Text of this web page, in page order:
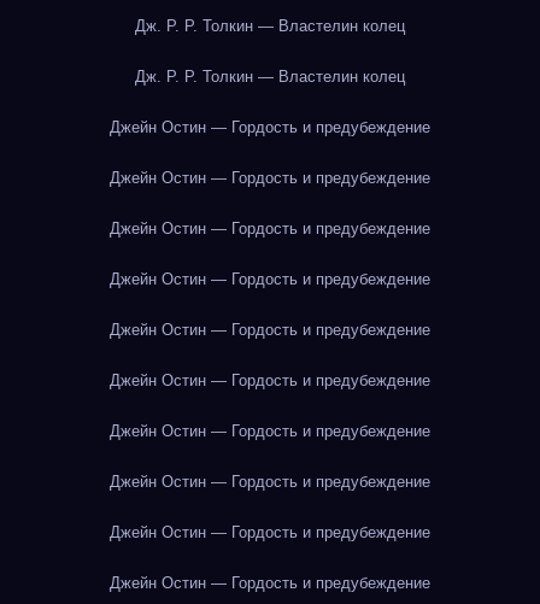
Дж. Р. Р. Толкин — Властелин колец
Дж. Р. Р. Толкин — Властелин колец
Джейн Остин — Гордость и предубеждение
Джейн Остин — Гордость и предубеждение
Джейн Остин — Гордость и предубеждение
Джейн Остин — Гордость и предубеждение
Джейн Остин — Гордость и предубеждение
Джейн Остин — Гордость и предубеждение
Джейн Остин — Гордость и предубеждение
Джейн Остин — Гордость и предубеждение
Джейн Остин — Гордость и предубеждение
Джейн Остин — Гордость и предубеждение